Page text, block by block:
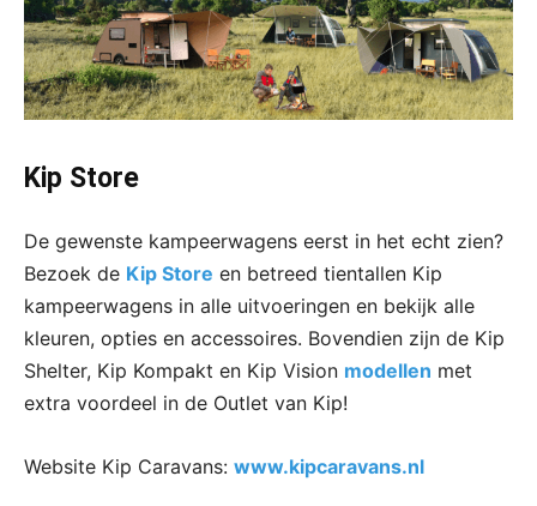
Kip Store
De gewenste kampeerwagens eerst in het echt zien?
Bezoek de Kip Store en betreed tientallen Kip
kampeerwagens in alle uitvoeringen en bekijk alle
kleuren, opties en accessoires. Bovendien zijn de Kip
Shelter, Kip Kompakt en Kip Vision modellen met
extra voordeel in de Outlet van Kip!
Website Kip Caravans: www.kipcaravans.nl